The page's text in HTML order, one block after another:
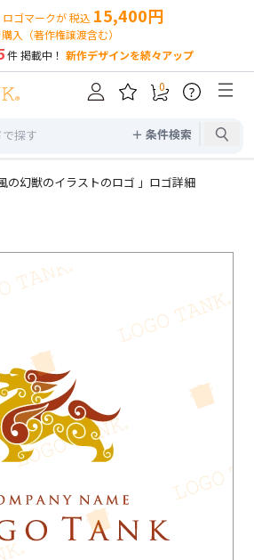
ゴマークが 税込 15,400円
入（著作権譲渡含む）
件 掲載中！ 新作デザインを続々アップ
＋ 条件検索
0 ?
の幻獣のイラストのロゴ 」ロゴ詳細